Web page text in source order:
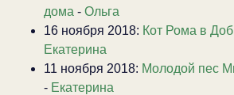
дома - Ольга
16 ноября 2018: Кот Рома в
Екатерина
11 ноября 2018: Молодой пес
- Екатерина